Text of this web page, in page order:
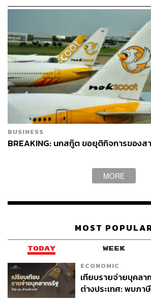
BUSINESS
BREAKING: นกสกู๊ต ขอยุติกิจการของส
MORE
MOST
TODAY WEEK
ECONOMIC
เทียบรายจ่ายบุคลา
ต่างประเทศ: พบภา